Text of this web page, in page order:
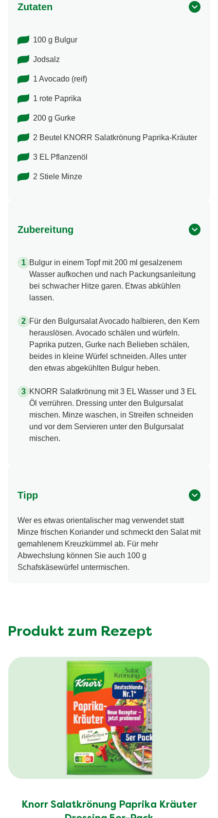
Zutaten
100 g Bulgur
Jodsalz
1 Avocado (reif)
1 rote Paprika
200 g Gurke
2 Beutel KNORR Salatkrönung Paprika-​Kräuter
3 EL Pflanzenöl
2 Stiele Minze
Zubereitung
Bulgur in einem Topf mit 200 ml gesalzenem
Wasser aufkochen und nach Packungsanleitung
bei schwacher Hitze garen. Etwas abkühlen
lassen.
Für den Bulgursalat Avocado halbieren, den Kern
herauslösen. Avocado schälen und würfeln.
Paprika putzen, Gurke nach Belieben schälen,
beides in kleine Würfel schneiden. Alles unter
den etwas abgekühlten Bulgur heben.
KNORR Salatkrönung mit 3 EL Wasser und 3 EL
Öl verrühren. Dressing unter den Bulgursalat
mischen. Minze waschen, in Streifen schneiden
und vor dem Servieren unter den Bulgursalat
mischen.
Tipp
Wer es etwas orientalischer mag verwendet statt
Minze frischen Koriander und schmeckt den Salat mit
gemahlenem Kreuzkümmel ab. Für mehr
Abwechslung können Sie auch 100 g
Schafskäsewürfel untermischen.
Produkt zum Rezept
Knorr Salatkrönung Paprika Kräuter